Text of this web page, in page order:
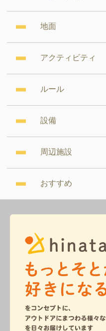
地面
アクティビティ
ルール
設備
周辺施設
おすすめ